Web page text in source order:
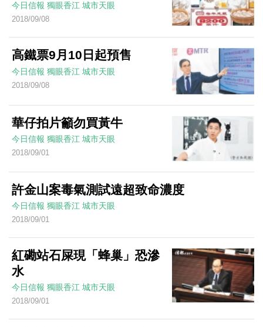
今日信報 獨眼香江 城市天眼
2018/09/08
高鐵票9月10日起預售
今日信報 獨眼香江 城市天眼
2018/09/08
華仔拍片籲勿買黃牛
今日信報 獨眼香江 城市天眼
2018/09/01
許金山案毒氣測試遠超致命濃度
今日信報 獨眼香江 城市天眼
2018/09/01
紅磡站石屎現「蜂巢」恐滲
水
今日信報 獨眼香江 城市天眼
2018/09/01